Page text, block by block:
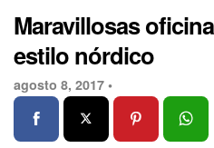
Maravillosas
estilo nórdico
agosto 8, 2017 •